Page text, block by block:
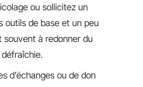
ou sollicitez un
outils de base et un peu
souvent à redonner du
d’échanges ou de don